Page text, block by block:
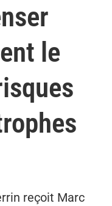
le
reçoit Marc